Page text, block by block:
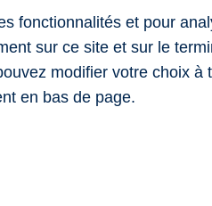
de sécurité laser
les dangers présentés
dangers) ;
classes des lasers et leur
fonctionnalités et pour
sur ce site et sur le
modifier votre choix à
en bas de page.